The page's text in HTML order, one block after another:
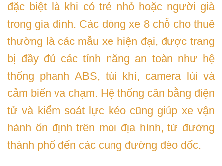
đặc biệt là khi có trẻ nhỏ hoặc người già
trong gia đình. Các dòng xe 8 chỗ cho thuê
thường là các mẫu xe hiện đại, được trang
bị đầy đủ các tính năng an toàn như hệ
thống phanh ABS, túi khí, camera lùi và
cảm biến va chạm. Hệ thống cân bằng điện
tử và kiểm soát lực kéo cũng giúp xe vận
hành ổn định trên mọi địa hình, từ đường
thành phố đến các cung đường đèo dốc.